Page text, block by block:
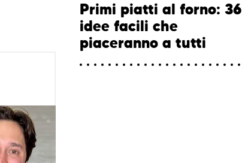
Primi piatti al forno: 36
idee facili che
piaceranno a tutti